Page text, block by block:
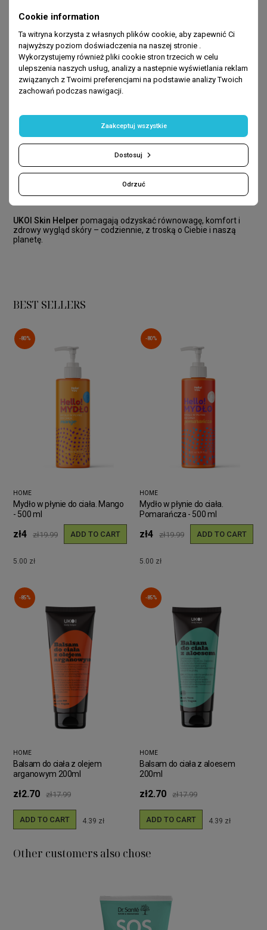
Co wyróżnia kosmetyki UKOI?
Perfekcyjne połączenieprofesjonalnej skuteczności i
wygody stosowania w domu. Starannie dobrane formuły
gwarantują maksymalne efekty bez konieczności stałego
nadzoru dermatologa czy kosmetologa.
Zaawansowane składniki aktywne: tripeptydy, filtrat ze
śluzu ślimaka, bakuchiol oraz centella asiatica (CICA) w
komponenty zwiększające ich efektywność.
Bezpieczeństwo i delikatność– maksymalna
neutralność dla skóry wrażliwej dzięki zbilansowanym
formułom.
przyjazne środowisku procesy produkcyjne, skrócone
łańcuchy logistyczne oraz łatwo poddające się recyklingowi
UKOI Skin Helper pomagają odzyskać równowagę, komfort i
zdrowy wygląd skóry – codziennie, z troską o Ciebie i naszą
planetę.
BEST SELLERS
-80%
HOME
Mydło w płynie do ciała. Mango
- 500 ml
zł4 zł19.99 ADD TO CART
5.00 zł
-80%
HOME
Mydło w płynie do ciała.
Pomarańcza - 500 ml
zł4 zł19.99 ADD TO CART
5.00 zł
-85%
HOME
Balsam do ciała z olejem
arganowym 200ml
zł2.70 zł17.99
ADD TO CART 4.39 zł
-85%
HOME
Balsam do ciała z aloesem
200ml
zł2.70 zł17.99
ADD TO CART 4.39 zł
Other customers also chose
Cookie information
Ta witryna korzysta z własnych plików cookie, aby zapewnić Ci
najwyższy poziom doświadczenia na naszej stronie .
Wykorzystujemy również pliki cookie stron trzecich w celu
ulepszenia naszych usług, analizy a nastepnie wyświetlania reklam
związanych z Twoimi preferencjami na podstawie analizy Twoich
zachowań podczas nawigacji.
Odrzuć
Dostosuj
Zaakceptuj wszystkie